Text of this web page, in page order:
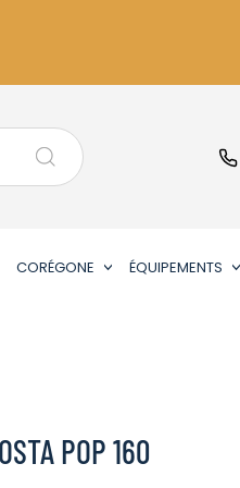
CORÉGONE ÉQUIPEMENTS
POP 160